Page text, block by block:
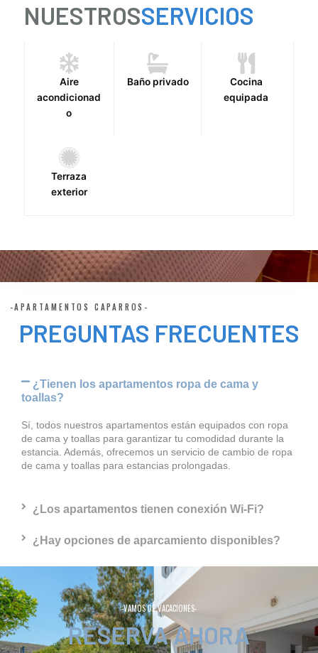
NUESTROSSERVICIOS
Aire
acondicionad
o
Baño privado
Cocina
equipada
Terraza
exterior
-APARTAMENTOS CAPARROS-
PREGUNTAS FRECUENTES
¿Tienen los apartamentos ropa de cama y
toallas?
Sí, todos nuestros apartamentos están equipados con ropa
de cama y toallas para garantizar tu comodidad durante la
estancia. Además, ofrecemos un servicio de cambio de ropa
de cama y toallas para estancias prolongadas.
¿Los apartamentos tienen conexión Wi-Fi?
¿Hay opciones de aparcamiento disponibles?
-VAMOS DE VACACIONES-
RESERVA AHORA